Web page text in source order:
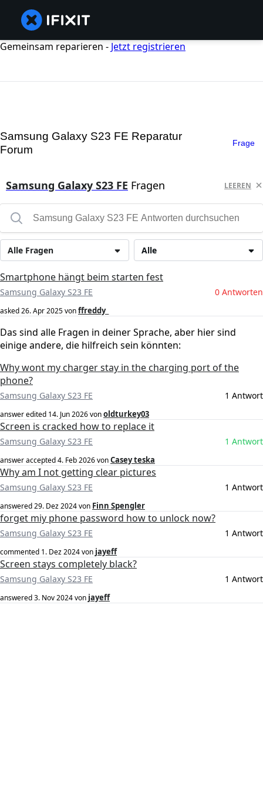
Gemeinsam reparieren - Jetzt registrieren
Samsung Galaxy S23 FE Reparatur
Forum
Frage
Samsung Galaxy S23 FE Fragen LEEREN
Alle
Alle Fragen
Smartphone hängt beim starten fest
Samsung Galaxy S23 FE 0 Antworten
asked26. Apr 2025vonffreddy_
Das sind alle Fragen in deiner Sprache, aber hier sind
einige andere, die hilfreich sein könnten:
Why wont my charger stay in the charging port of the
phone?
Samsung Galaxy S23 FE 1 Antwort
answer edited 14. Jun 2026vonoldturkey03
Screen is cracked how to replace it
Samsung Galaxy S23 FE 1 Antwort
answer accepted4. Feb 2026vonCasey teska
Why am I not getting clear pictures
Samsung Galaxy S23 FE 1 Antwort
answered29. Dez 2024von Finn Spengler
forget miy phone password how to unlock now?
Samsung Galaxy S23 FE 1 Antwort
commented 1. Dez 2024von jayeff
Screen stays completely black?
Samsung Galaxy S23 FE 1 Antwort
answered3. Nov 2024von jayeff